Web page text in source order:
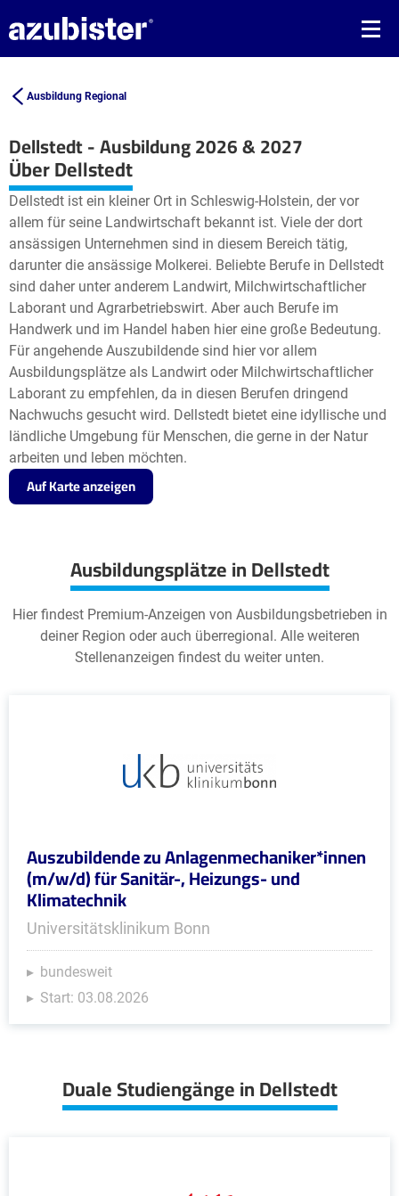
Ausbildung Regional
Dellstedt - Ausbildung 2026 & 2027
+
−
Leaflet | © OpenStreetMap2
Über Dellstedt
Dellstedt ist ein kleiner Ort in Schleswig-Holstein, der vor
allem für seine Landwirtschaft bekannt ist. Viele der dort
ansässigen Unternehmen sind in diesem Bereich tätig,
darunter die ansässige Molkerei. Beliebte Berufe in Dellstedt
sind daher unter anderem Landwirt, Milchwirtschaftlicher
Laborant und Agrarbetriebswirt. Aber auch Berufe im
Handwerk und im Handel haben hier eine große Bedeutung.
Für angehende Auszubildende sind hier vor allem
Ausbildungsplätze als Landwirt oder Milchwirtschaftlicher
Laborant zu empfehlen, da in diesen Berufen dringend
Nachwuchs gesucht wird. Dellstedt bietet eine idyllische und
ländliche Umgebung für Menschen, die gerne in der Natur
arbeiten und leben möchten.
Auf Karte anzeigen
Ausbildungsplätze in Dellstedt
Hier findest Premium-Anzeigen von Ausbildungsbetrieben in
deiner Region oder auch überregional. Alle weiteren
Stellenanzeigen findest du weiter unten.
Auszubildende zu Anlagenmechaniker*innen
(m/w/d) für Sanitär-, Heizungs- und
Klimatechnik
Universitätsklinikum Bonn
bundesweit
Start: 03.08.2026
Duale Studiengänge in Dellstedt